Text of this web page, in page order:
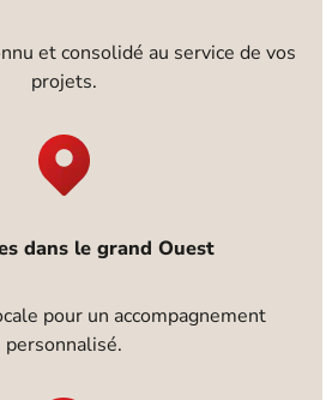
et consolidé au service de vos
projets.
dans le grand Ouest
pour un accompagnement
personnalisé.